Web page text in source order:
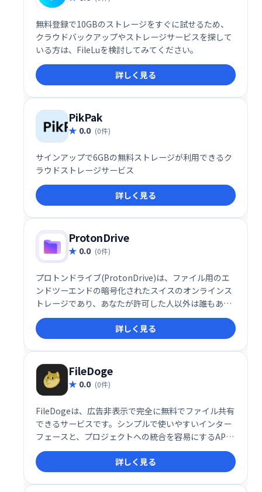
無料登録で10GBのストレージをすぐに試せるため、
クラウドバックアップやストレージサービスを探して
いる方は、FileLuを検討してみてください。
詳しく見る
PikPak
0.0 (0件)
サインアップで6GBの無料ストレージが利用できるク
ラウドストレージサービス
詳しく見る
ProtonDrive
0.0 (0件)
プロトンドライブ(ProtonDrive)は、ファイル用のエ
ンドツーエンドの暗号化されたスイスのオンラインス
トレージであり、あなたが許可した人以外は誰もあな
たのデータにアクセスできないようにします。
詳しく見る
FileDoge
0.0 (0件)
FileDogeは、広告非表示で完全に無料でファイル共有
できるサービスです。シンプルで使いやすいインター
フェースと、プロジェクトへの統合を容易にするAPI
を提供しています。手軽にファイルを共有したい個人
や、API連携によるシステム構築を検討する開発者に
も最適です。
詳しく見る